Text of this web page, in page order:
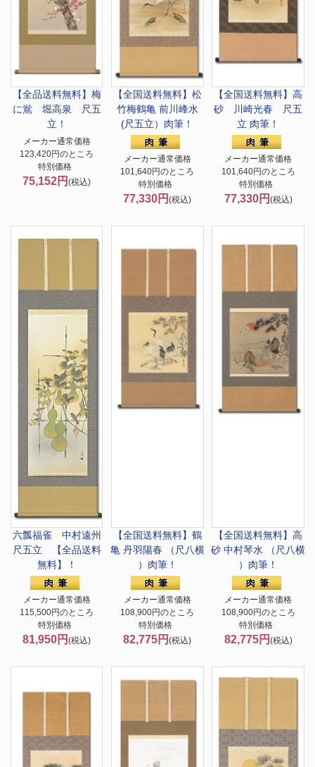
【全品送料無料】 梅
に鴬 堀高泉 尺五
立！
メーカー通常価格
123,420円のところ
特別価格
75,152円(税込)
【全国送料無料】 松
竹梅鶴亀 前川峰水
(尺五立）肉筆！
メーカー通常価格
101,640円のところ
特別価格
77,330円(税込)
【全国送料無料】高
砂 川崎光春 尺五
立 肉筆！
メーカー通常価格
101,640円のところ
特別価格
77,330円 (税込)
六瓢福雀 中村遠州
尺五立 【全品送料
無料】！
メーカー通常価格
115,500円のところ
特別価格
81,950円(税込)
【全国送料無料】 鶴
亀 丹羽陽春 （尺八横
）肉筆！
メーカー通常価格
108,900円のところ
特別価格
82,775円(税込)
【全国送料無料】高
砂 中村琴水 （尺八横
）肉筆！
メーカー通常価格
108,900円のところ
特別価格
82,775円 (税込)